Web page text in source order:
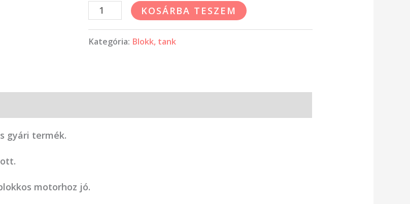
KOSÁRBA TESZEM
Kategória: Blokk, tank
gyári termék.
motorhoz jó.